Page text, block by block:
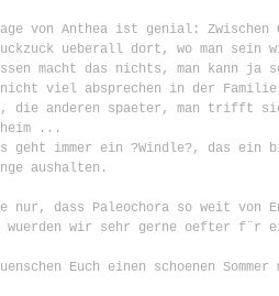
von Anthea ist genial: Zwischen
ueberall dort, wo man sein
macht das nichts, man kann ja
viel absprechen in der
die anderen spaeter, man trifft
...
geht immer ein ?Windle?, das ein
aushalten.
nur, dass Paleochora so weit von
wuerden wir sehr gerne oefter f¨r
Euch einen schoenen Sommer